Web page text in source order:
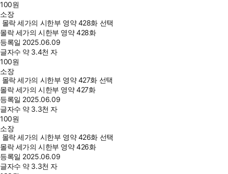
100원
소장
몰락 세가의 시한부 영약 428화 선택
몰락 세가의 시한부 영약 428화
등록일 2025.06.09
글자수 약 3.4천 자
100원
소장
몰락 세가의 시한부 영약 427화 선택
몰락 세가의 시한부 영약 427화
등록일 2025.06.09
글자수 약 3.3천 자
100원
소장
몰락 세가의 시한부 영약 426화 선택
몰락 세가의 시한부 영약 426화
등록일 2025.06.09
글자수 약 3.3천 자